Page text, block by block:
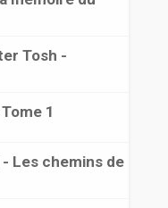
Tosh -
1
Les chemins de